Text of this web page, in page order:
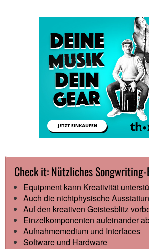
Check it: Nützliches
Equipment kann Kreativität
Auch die nichtphysische
Auf den kreativen Geistesblitz
Einzelkomponenten aufeinander
Aufnahmemedium und Interfaces
Software und Hardware